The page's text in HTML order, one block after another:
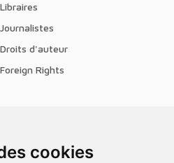
cookies
Libraires
Journalistes
Droits d'auteur
Foreign Rights